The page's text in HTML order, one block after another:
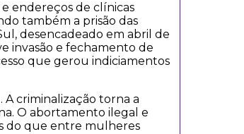
endereços de clínicas
também a prisão das
desencadeado em abril de
invasão e fechamento de
que gerou indiciamentos
criminalização torna a
O abortamento ilegal e
do que entre mulheres